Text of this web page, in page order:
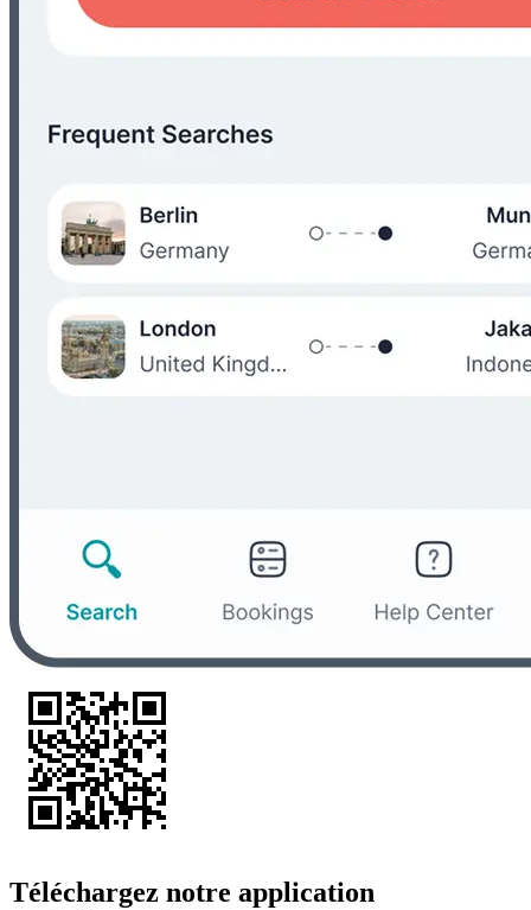
Téléchargez notre application